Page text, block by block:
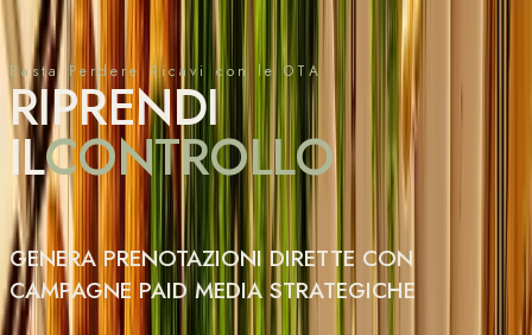
Basta Perdere Ricavi con le OTA
RIPRENDI
ILCONTROLLO
GENERA PRENOTAZIONI DIRETTE CON
CAMPAGNE PAID MEDIA STRATEGICHE